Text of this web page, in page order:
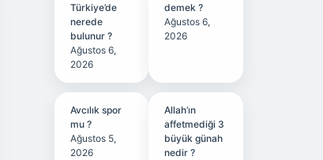
Türkiye’de
nerede
bulunur ?
Ağustos 6,
2026
demek ?
Ağustos 6,
2026
Avcılık spor
mu ?
Ağustos 5,
2026
Allah’ın
affetmediği 3
büyük günah
nedir ?